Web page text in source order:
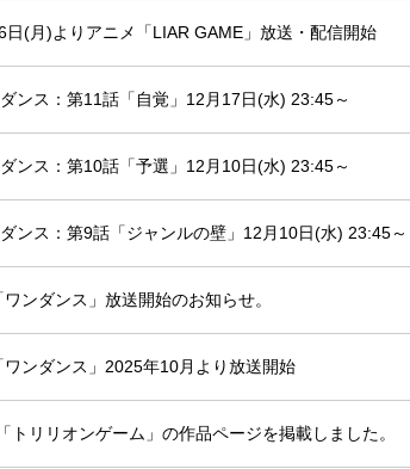
日(月)よりアニメ「LIAR GAME」放送・配信開始
ンス：第11話「自覚」12月17日(水) 23:45～
ンス：第10話「予選」12月10日(水) 23:45～
ンス：第9話「ジャンルの壁」12月10日(水) 23:45～
ンダンス」放送開始のお知らせ。
ワンダンス」2025年10月より放送開始
トリリオンゲーム」の作品ページを掲載しました。